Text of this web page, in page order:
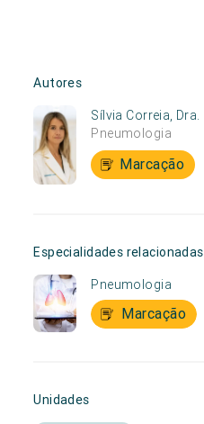
Autores
Sílvia Correia, Dra.
Pneumologia
Marcação
Especialidades relacionadas
Pneumologia
Marcação
Unidades